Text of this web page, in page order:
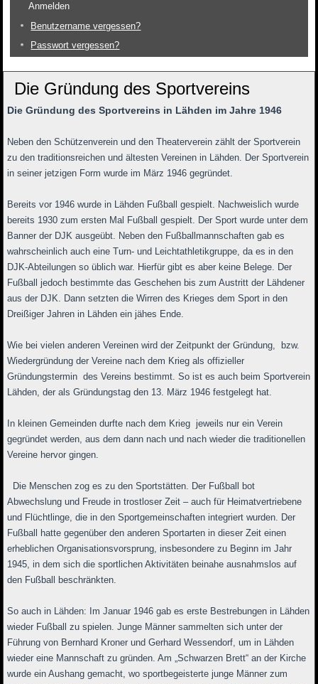
Anmelden
Benutzername vergessen?
Passwort vergessen?
Die Gründung des Sportvereins
Die Gründung des Sportvereins in Lähden im Jahre 1946
Neben den Schützenverein und den Theaterverein zählt der Sportverein
zu den traditionsreichen und ältesten Vereinen in Lähden. Der Sportverein
in seiner jetzigen Form wurde im März 1946 gegründet.
Bereits vor 1946 wurde in Lähden Fußball gespielt. Nachweislich wurde
bereits 1930 zum ersten Mal Fußball gespielt. Der Sport wurde unter dem
Banner der DJK ausgeübt. Neben den Fußballmannschaften gab es
wahrscheinlich auch eine Turn- und Leichtathletikgruppe, da es in den
DJK-Abteilungen so üblich war. Hierfür gibt es aber keine Belege. Der
Fußball jedoch bestimmte das Geschehen bis zum Austritt der Lähdener
aus der DJK. Dann setzten die Wirren des Krieges dem Sport in den
Dreißiger Jahren in Lähden ein jähes Ende.
Wie bei vielen anderen Vereinen wird der Zeitpunkt der Gründung, bzw.
Wiedergründung der Vereine nach dem Krieg als offizieller
Gründungstermin des Vereins bestimmt. So ist es auch beim Sportverein
Lähden, der als Gründungstag den 13. März 1946 festgelegt hat.
In kleinen Gemeinden durfte nach dem Krieg jeweils nur ein Verein
gegründet werden, aus dem dann nach und nach wieder die traditionellen
Vereine hervor gingen.
Die Menschen zog es zu den Sportstätten. Der Fußball bot
Abwechslung und Freude in trostloser Zeit – auch für Heimatvertriebene
und Flüchtlinge, die in den Sportgemeinschaften integriert wurden. Der
Fußball hatte gegenüber den anderen Sportarten in dieser Zeit einen
erheblichen Organisationsvorsprung, insbesondere zu Beginn im Jahr
1945, in dem sich die sportlichen Aktivitäten beinahe ausnahmslos auf
den Fußball beschränkten.
So auch in Lähden: Im Januar 1946 gab es erste Bestrebungen in Lähden
wieder Fußball zu spielen. Junge Männer sammelten sich unter der
Führung von Bernhard Kroner und Gerhard Wessendorf, um in Lähden
wieder eine Mannschaft zu gründen. Am „Schwarzen Brett“ an der Kirche
wurde ein Aushang gemacht, wo sportbegeisterte junge Männer zum